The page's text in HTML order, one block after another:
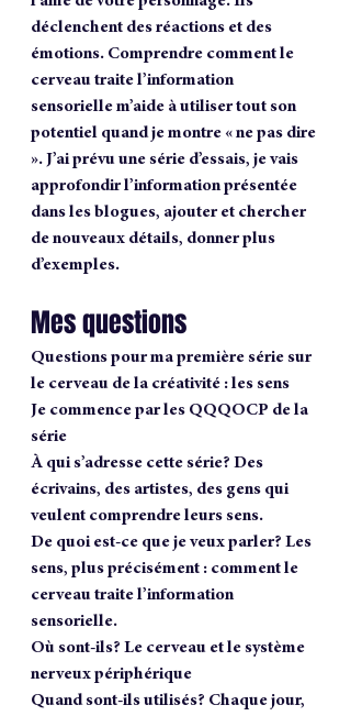
déclenchent des réactions et des
émotions. Comprendre comment le
cerveau traite l’information
sensorielle m’aide à utiliser tout son
potentiel quand je montre « ne pas dire
». J’ai prévu une série d’essais, je vais
approfondir l’information présentée
dans les blogues, ajouter et chercher
de nouveaux détails, donner plus
d’exemples.
Mes questions
Questions pour ma première série sur
le cerveau de la créativité : les sens
Je commence par les QQQOCP de la
série
À qui s’adresse cette série? Des
écrivains, des artistes, des gens qui
veulent comprendre leurs sens.
De quoi est-ce que je veux parler? Les
sens, plus précisément : comment le
cerveau traite l’information
sensorielle.
Où sont-ils? Le cerveau et le système
nerveux périphérique
Quand sont-ils utilisés? Chaque jour,